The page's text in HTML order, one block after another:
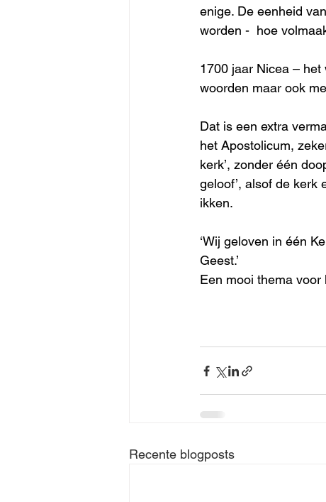
enige. De eenheid
worden -  hoe
1700 jaar Nicea – het
woorden maar ook
Dat is een extra
het Apostolicum,
kerk’, zonder één
geloof’, alsof de kerk
ikken.
‘Wij geloven in één
Geest.’
Een mooi thema
Recente blogposts